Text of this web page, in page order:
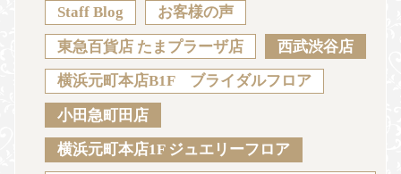
Anniversary
News Blog
Sustainability Voice Catalog
Staff Blog お客様の声
東急百貨店 たまプラーザ店 西武渋谷店
横浜元町本店B1F ブライダルフロア
小田急町田店
横浜元町本店1F ジュエリーフロア